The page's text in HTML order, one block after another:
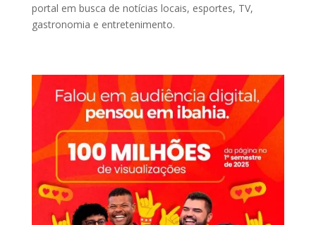
portal em busca de notícias locais, esportes, TV,
gastronomia e entretenimento.